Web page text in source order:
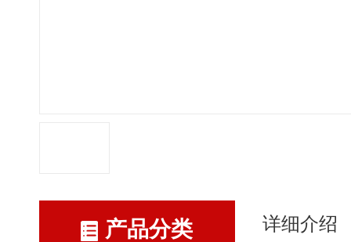
产品分类 详细介绍